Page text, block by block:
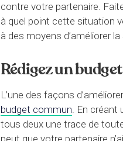
contre votre partenaire.
à quel point cette situation
à des moyens d’améliorer
Rédigez un budget
L’une des façons
budget commun. En créant
tous deux une trace de